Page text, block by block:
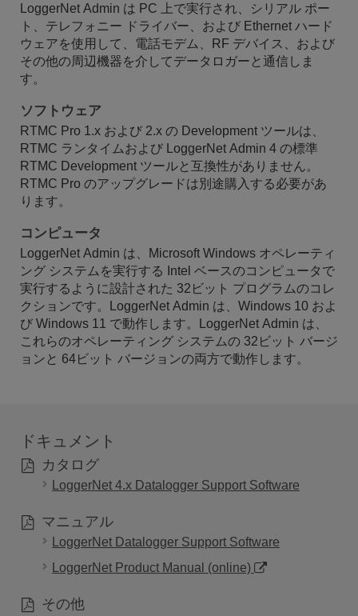
LoggerNet Admin は PC 上で実行され、シリアル ポー
ト、テレフォニー ドライバー、および Ethernet ハード
ウェアを使用して、電話モデム、RF デバイス、および
その他の周辺機器を介してデータロガーと通信しま
す。
ソフトウェア
RTMC Pro 1.x および 2.x の Development ツールは、
RTMC ランタイムおよび LoggerNet Admin 4 の標準
RTMC Development ツールと互換性がありません。
RTMC Pro のアップグレードは別途購入する必要があ
ります。
コンピュータ
LoggerNet Admin は、Microsoft Windows オペレーティ
ング システムを実行する Intel ベースのコンピュータで
実行するように設計された 32ビット プログラムのコレ
クションです。LoggerNet Admin は、Windows 10 およ
び Windows 11 で動作します。LoggerNet Admin は、
これらのオペレーティング システムの 32ビット バージ
ョンと 64ビット バージョンの両方で動作します。
ドキュメント
カタログ
LoggerNet 4.x Datalogger Support Software
マニュアル
LoggerNet Datalogger Support Software
LoggerNet Product Manual (online)
その他